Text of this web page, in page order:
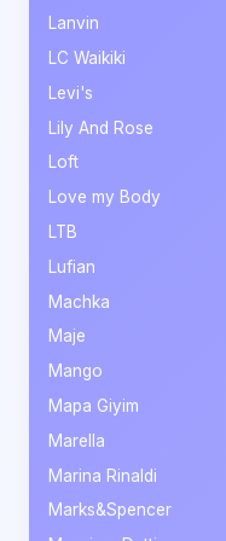
Lanvin
LC Waikiki
Levi's
Lily And Rose
Loft
Love my Body
LTB
Lufian
Machka
Maje
Mango
Mapa Giyim
Marella
Marina Rinaldi
Marks&Spencer